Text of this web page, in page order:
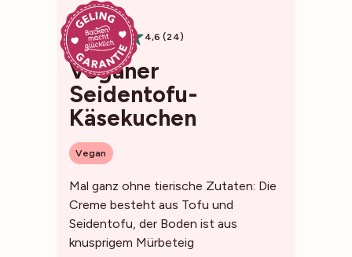
1h25min 4,6 (24)
Veganer
Seidentofu-
Käsekuchen
Vegan
Mal ganz ohne tierische Zutaten: Die
Creme besteht aus Tofu und
Seidentofu, der Boden ist aus
knusprigem Mürbeteig